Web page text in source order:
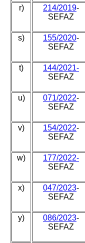
r) 214/2019-
SEFAZ
s)
155/2020-
SEFAZ
t)
144/2021-
SEFAZ
u)
071/2022-
SEFAZ
v)
154/2022-
SEFAZ
w)
177/2022-
SEFAZ
x)
047/2023-
SEFAZ
y)
086/2023-
SEFAZ